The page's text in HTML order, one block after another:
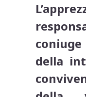
della